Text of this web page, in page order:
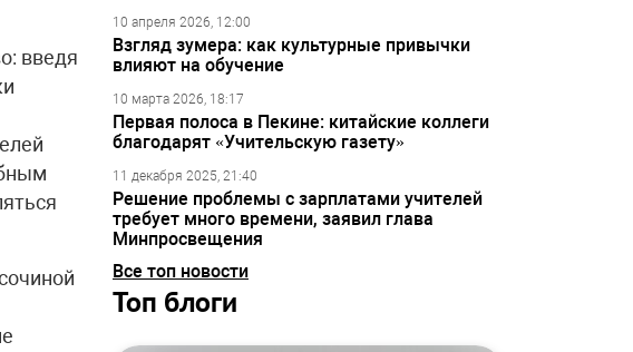
введя
10 апреля 2026, 12:00
Взгляд зумера: как культурные привычки
влияют на обучение
10 марта 2026, 18:17
Первая полоса в Пекине: китайские коллеги
благодарят «Учительскую газету»
11 декабря 2025, 21:40
Решение проблемы с зарплатами учителей
требует много времени, заявил глава
Минпросвещения
Все топ новости
Топ блоги